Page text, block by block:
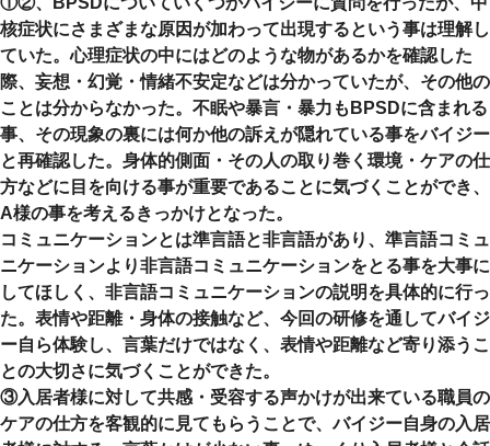
核症状にさまざまな原因が加わって出現するという事は理解し
ていた。心理症状の中にはどのような物があるかを確認した
際、妄想・幻覚・情緒不安定などは分かっていたが、その他の
ことは分からなかった。不眠や暴言・暴力もBPSDに含まれる
事、その現象の裏には何か他の訴えが隠れている事をバイジー
と再確認した。身体的側面・その人の取り巻く環境・ケアの仕
方などに目を向ける事が重要であることに気づくことができ、
A様の事を考えるきっかけとなった。
コミュニケーションとは準言語と非言語があり、準言語コミュ
ニケーションより非言語コミュニケーションをとる事を大事に
してほしく、非言語コミュニケーションの説明を具体的に行っ
た。表情や距離・身体の接触など、今回の研修を通してバイジ
ー自ら体験し、言葉だけではなく、表情や距離など寄り添うこ
との大切さに気づくことができた。
③入居者様に対して共感・受容する声かけが出来ている職員の
ケアの仕方を客観的に見てもらうことで、バイジー自身の入居